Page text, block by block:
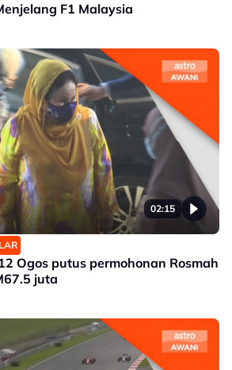
F1 Malaysia
02:15
Ogos putus permohonan Rosmah
juta